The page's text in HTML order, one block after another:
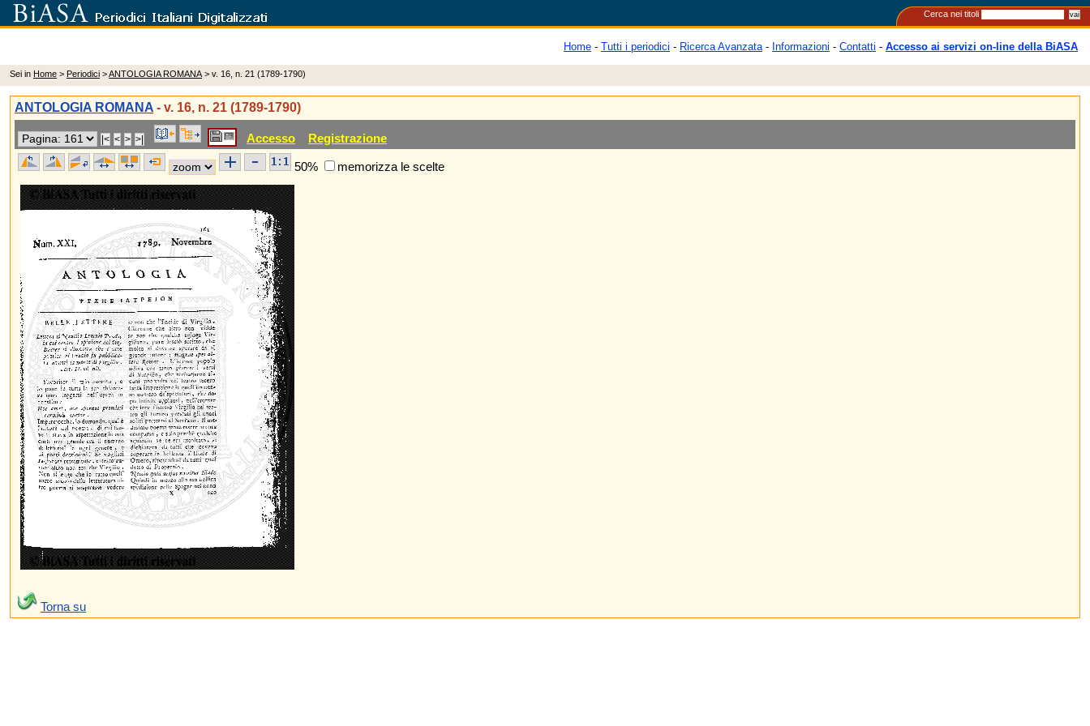
Cerca nei titoli
Home - Tutti i periodici - Ricerca Avanzata- Informazioni - Contatti - Accesso ai servizi on-line della BiASA
Sei in Home > Periodici >ANTOLOGIA ROMANA > v. 16, n. 21 (1789-1790)
ANTOLOGIA ROMANA - v. 16, n. 21 (1789-1790)
Accesso Registrazione
50% memorizza le scelte
Torna su